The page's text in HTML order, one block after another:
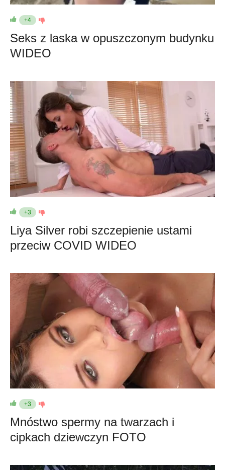
+4
Seks z laska w opuszczonym budynku
WIDEO
+3
Liya Silver robi szczepienie ustami
przeciw COVID WIDEO
+3
Mnóstwo spermy na twarzach i
cipkach dziewczyn FOTO